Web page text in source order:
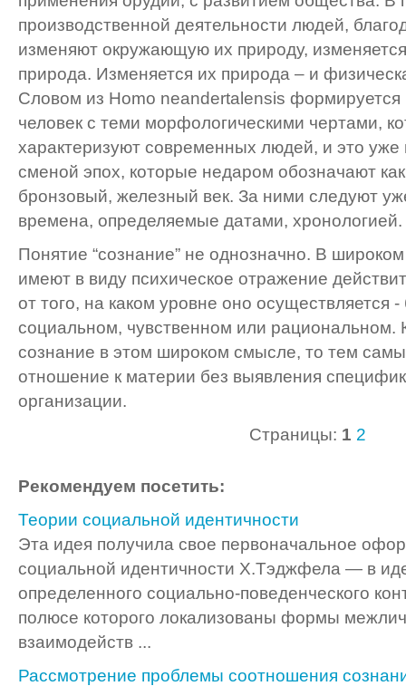
производственной деятельности людей,
изменяют окружающую их природу,
природа. Изменяется их природа – и
Словом из Homo neandertalensis формируется
человек с теми морфологическими чертами,
характеризуют современных людей, и это уже
сменой эпох, которые недаром обозначают
бронзовый, железный век. За ними следуют
времена, определяемые датами, хронологией.
Понятие “сознание” не однозначно. В
имеют в виду психическое отражение
от того, на каком уровне оно осуществляется
социальном, чувственном или рациональном.
сознание в этом широком смысле, то тем
отношение к материи без выявления
организации.
Страницы: 1 2
Рекомендуем посетить:
Теории социальной идентичности
Эта идея получила свое первоначальное
социальной идентичности Х.Тэджфела — в
определенного социально-поведенческого
полюсе которого локализованы формы
взаимодейств ...
Рассмотрение проблемы соотношения